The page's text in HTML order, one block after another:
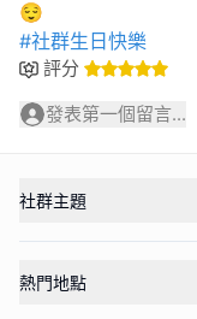
#社群生日快樂
評分
發表第一個留言...
社群主題
熱門地點